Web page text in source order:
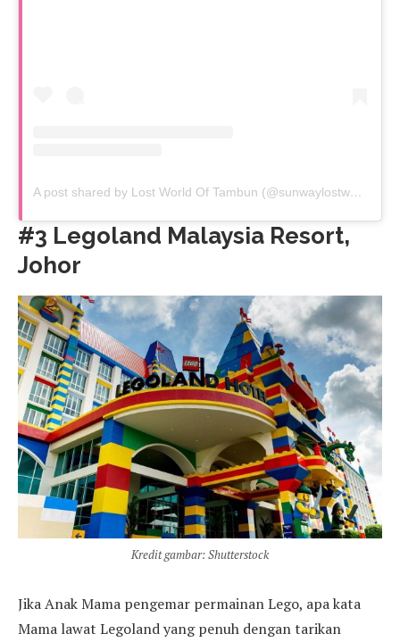
A post shared by Lost World Of Tambun (@sunwaylostworldoftambun)
#3 Legoland Malaysia Resort,
Johor
Kredit gambar: Shutterstock
Jika Anak Mama pengemar permainan Lego, apa kata
Mama lawat Legoland yang penuh dengan tarikan